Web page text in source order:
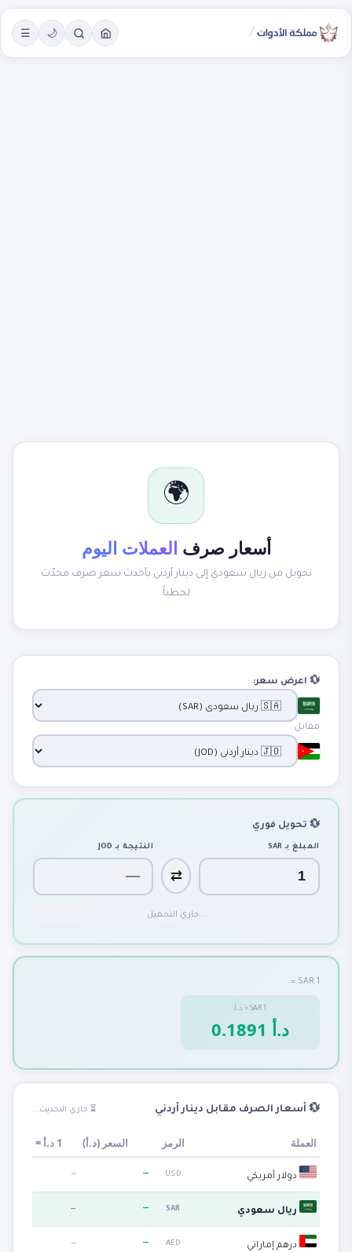
/
🌙
☰
🌍
أسعار صرف العملات اليوم
تحويل من ريال سعودي إلى دينار أردني بأحدث سعر صرف محدّث
لحظياً
💱 اعرض سعر:
مقابل
💱 تحويل فوري
المبلغ بـ SAR
⇄
النتيجة بـ JOD
جاري التحميل...
1 SAR =
1
SAR
= د.أ
0.1891 د.أ
💱 أسعار الصرف مقابل دينار أردني ⏳ جاري التحديث...
العملة الرمز السعر (د.أ)
1 د.أ=
دولار أمريكي USD
—
—
ريال سعودي SAR
—
—
درهم إماراتي AED
—
—